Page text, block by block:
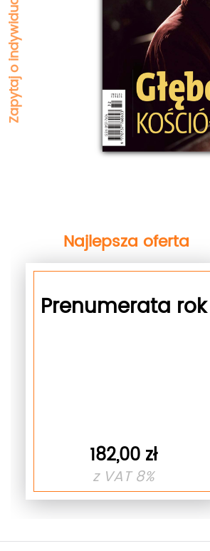
Najlepsza oferta
Prenumerata rok
182,00 zł
z VAT 8%